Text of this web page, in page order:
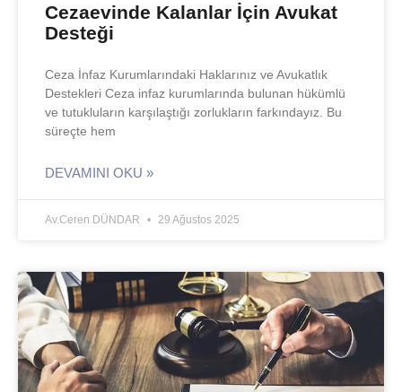
Cezaevinde Kalanlar İçin Avukat
Desteği
Ceza İnfaz Kurumlarındaki Haklarınız ve Avukatlık
Destekleri Ceza infaz kurumlarında bulunan hükümlü
ve tutukluların karşılaştığı zorlukların farkındayız. Bu
süreçte hem
DEVAMINI OKU »
Av.Ceren DÜNDAR 29 Ağustos 2025